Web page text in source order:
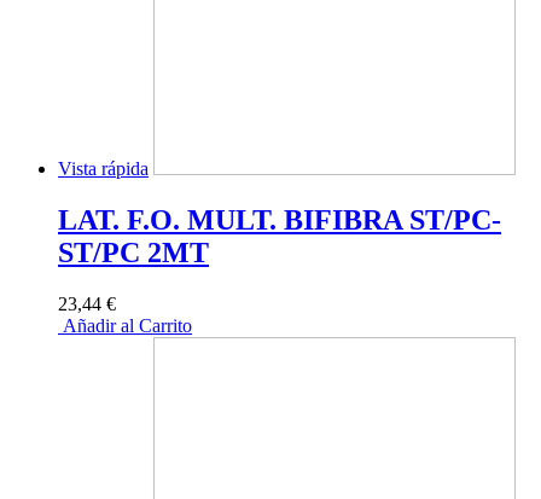
Vista rápida
LAT. F.O. MULT. BIFIBRA ST/PC-
ST/PC 2MT
23,44 €
Añadir al Carrito